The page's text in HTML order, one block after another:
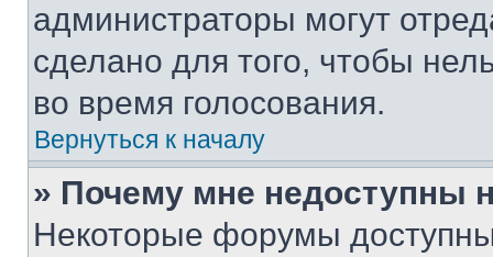
администраторы могут
сделано для того, чтобы
во время голосования.
Вернуться к началу
» Почему мне недоступны
Некоторые форумы